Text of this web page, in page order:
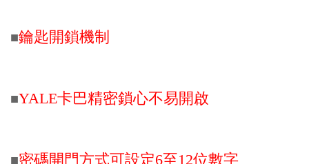
■鑰匙開鎖機制
■YALE卡巴精密鎖心不易開啟
■密碼開門方式可設定6至12位數字